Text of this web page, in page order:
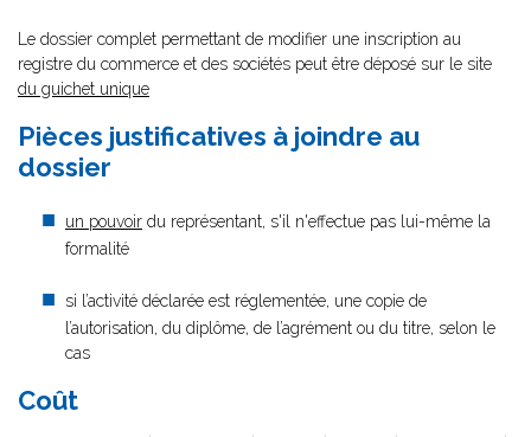
Le dossier complet permettant de modifier une inscription au
registre du commerce et des sociétés peut être déposé sur le site
du guichet unique
Pièces justificatives à joindre au
dossier
un pouvoir du représentant, s'il n'effectue pas lui-même la
formalité
si l’activité déclarée est réglementée, une copie de
l’autorisation, du diplôme, de l’agrément ou du titre, selon le
cas
Coût